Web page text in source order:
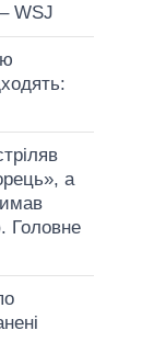
WSJ
а
Головне